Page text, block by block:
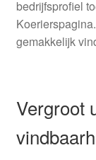
bedrijfsprofiel
gemakkelijk
Vergroot